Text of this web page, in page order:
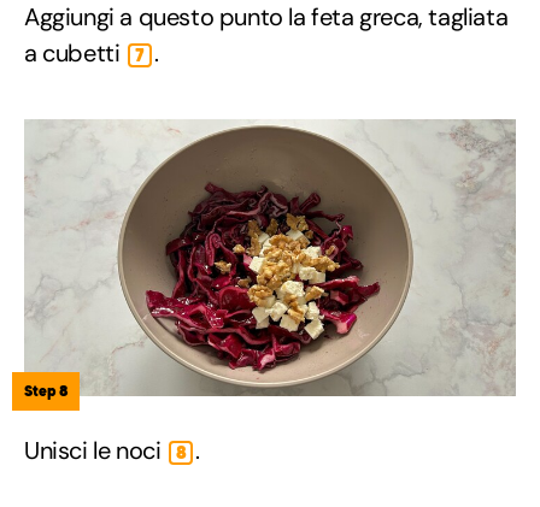
Aggiungi a questo punto la feta greca, tagliata
a cubetti
7 .
Step 8
Unisci le noci 8 .